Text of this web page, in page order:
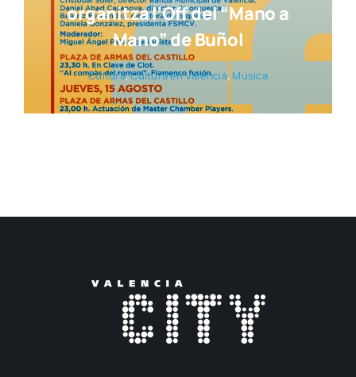
organitza l’Off del “Mano a
Mano” de Buñol
Cul­tu­ra,Cul­tu­ra en valen­cià, Músi­ca